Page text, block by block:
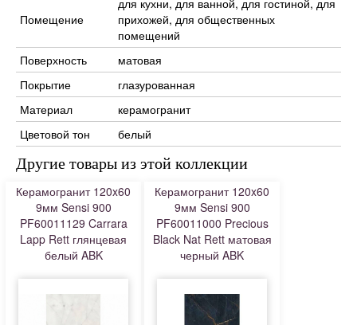
Помещение
для кухни, для ванной, для гостиной, для
прихожей, для общественных
помещений
Поверхность
матовая
Покрытие
глазурованная
Материал
керамогранит
Цветовой тон
белый
Другие товары из этой коллекции
Керамогранит 120x60
9мм Sensi 900
PF60011129 Carrara
Lapp Rett глянцевая
белый ABK
Керамогранит 120x60
9мм Sensi 900
PF60011000 Precious
Black Nat Rett матовая
черный ABK